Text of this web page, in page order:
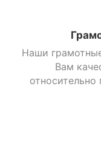
Подвеска и
подвеска
Комплектация
Модель
Наши
Вам
относительно